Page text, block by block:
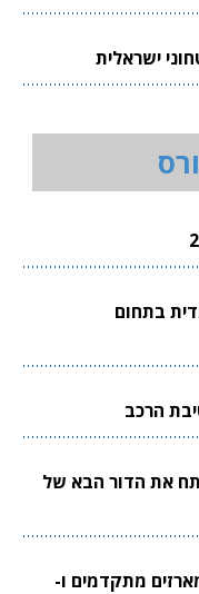
בתחום
הרכב
את הדור הבא של
מתקדמים ו-